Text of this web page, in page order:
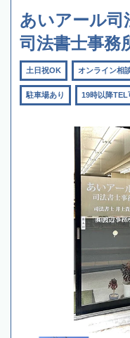
あいアール司
司法書士事務
土日祝OK オンライン相
駐車場あり 19時以降TEL